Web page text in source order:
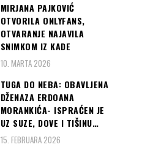
MIRJANA PAJKOVIĆ
OTVORILA ONLYFANS,
OTVARANJE NAJAVILA
SNIMKOM IZ KADE
10. MARTA 2026
TUGA DO NEBA: OBAVLJENA
DŽENAZA ERDOANA
MORANKIĆA- ISPRAĆEN JE
UZ SUZE, DOVE I TIŠINU…
15. FEBRUARA 2026